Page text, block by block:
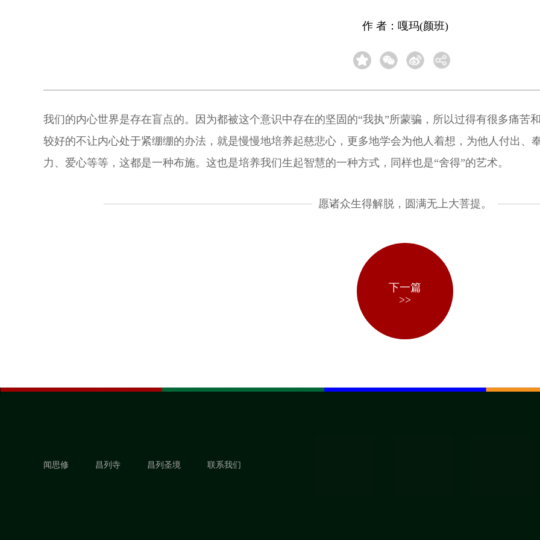
作 者：嘎玛(颜班)
我们的内心世界是存在盲点的。因为都被这个意识中存在的坚固的“我执”所蒙骗，所以过得有很多痛苦
较好的不让内心处于紧绷绷的办法，就是慢慢地培养起慈悲心，更多地学会为他人着想，为他人付出、
力、爱心等等，这都是一种布施。这也是培养我们生起智慧的一种方式，同样也是“舍得”的艺术。
愿诸众生得解脱，圆满无上大菩提。
下一篇
>>
闻思修 昌列寺 昌列圣境 联系我们